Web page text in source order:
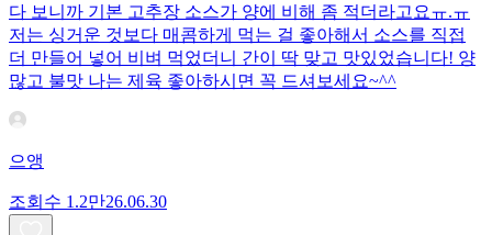
다 보니까 기본 고추장 소스가 양에 비해 좀 적더라고요ㅠ.ㅠ
저는 싱거운 것보다 매콤하게 먹는 걸 좋아해서 소스를 직접
더 만들어 넣어 비벼 먹었더니 간이 딱 맞고 맛있었습니다! 양
많고 불맛 나는 제육 좋아하시면 꼭 드셔보세요~^^
으앵
조회수 1.2만26.06.30